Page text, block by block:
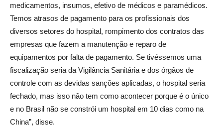
medicamentos, insumos, efetivo de médicos e paramédicos.
Temos atrasos de pagamento para os profissionais dos
diversos setores do hospital, rompimento dos contratos das
empresas que fazem a manutenção e reparo de
equipamentos por falta de pagamento. Se tivéssemos uma
fiscalização seria da Vigilância Sanitária e dos órgãos de
controle com as devidas sanções aplicadas, o hospital seria
fechado, mas isso não tem como acontecer porque é o único
e no Brasil não se constrói um hospital em 10 dias como na
China”, disse.